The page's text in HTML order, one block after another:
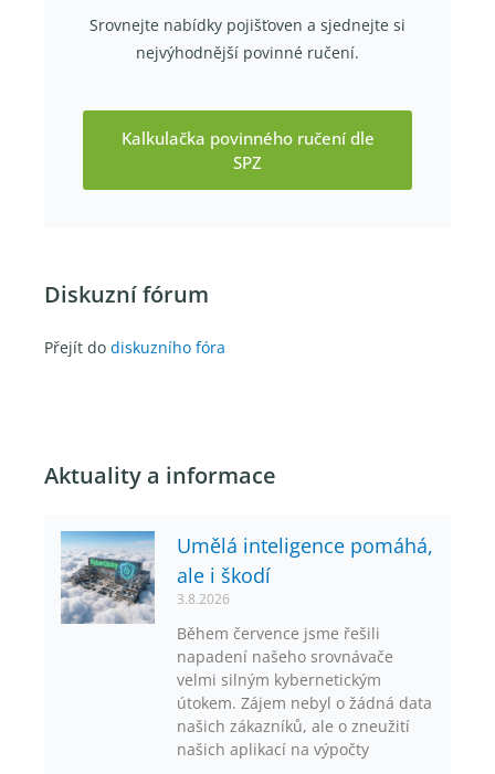
Srovnejte nabídky pojišťoven a sjednejte si
nejvýhodnější povinné ručení.
Kalkulačka povinného ručení dle
SPZ
Diskuzní fórum
Přejít do diskuzního fóra
Aktuality a informace
Umělá inteligence pomáhá,
ale i škodí
3.8.2026
Během července jsme řešili
napadení našeho srovnávače
velmi silným kybernetickým
útokem. Zájem nebyl o žádná data
našich zákazníků, ale o zneužití
našich aplikací na výpočty